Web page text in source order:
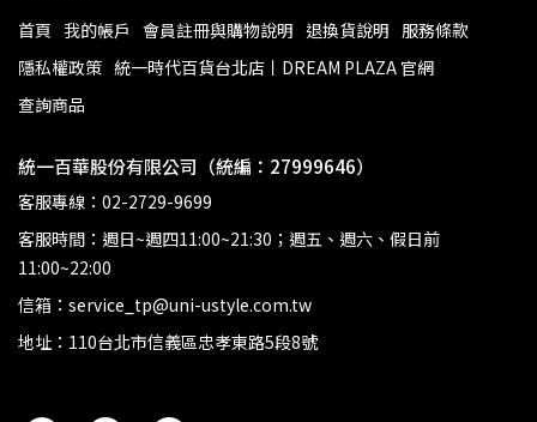
首頁 我的帳戶 會員註冊與購物說明 退換貨說明 服務條款
隱私權政策 統一時代百貨台北店丨DREAM PLAZA 官網
查詢商品
統一百華股份有限公司（統編：27999646）
客服專線：02-2729-9699
客服時間：週日~週四11:00~21:30；週五、週六、假日前
11:00~22:00
信箱：service_tp@uni-ustyle.com.tw
地址：110台北市信義區忠孝東路5段8號